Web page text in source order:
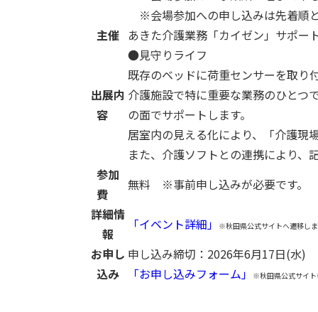
※会場参加への申し込みは先着順
主催 あきた介護業務「カイゼン」サポー
出展内
容
●見守りライフ
既存のベッドに荷重センサーを取り
介護施設で特に重要な業務のひとつ
の面でサポートします。
居室内の見える化により、「介護現
また、介護ソフトとの連携により、
参加
費
無料 ※事前申し込みが必要です。
詳細情
報
「イベント詳細」 ※秋田県公式サイトへ遷移し
お申し
込み
申し込み締切：2026年6月17日(水)
「お申し込みフォーム」
※秋田県公式サイト